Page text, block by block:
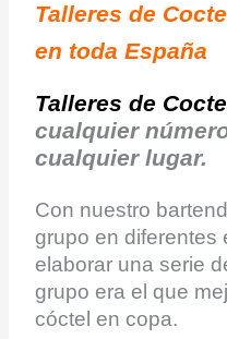
Talleres de
en toda España
Talleres de
cualquier
cualquier lugar.
Con nuestro
grupo en diferentes
elaborar una serie
grupo era el que
cóctel en copa.